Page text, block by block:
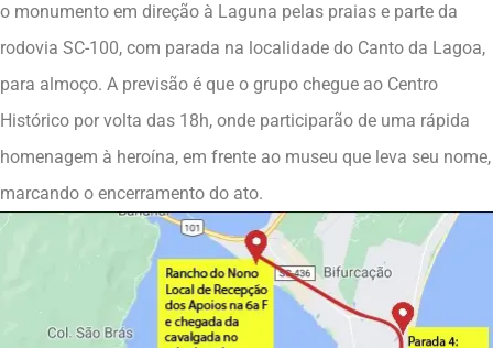
o monumento em direção à Laguna pelas praias e parte da
rodovia SC-100, com parada na localidade do Canto da Lagoa,
para almoço. A previsão é que o grupo chegue ao Centro
Histórico por volta das 18h, onde participarão de uma rápida
homenagem à heroína, em frente ao museu que leva seu nome,
marcando o encerramento do ato.